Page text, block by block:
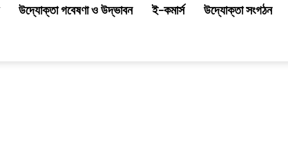
উদ্যোক্তা গবেষণা ও উদ্ভাবন ই-কমার্স উদ্যোক্তা সংগঠন